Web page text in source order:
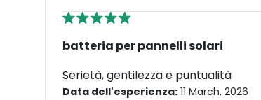
batteria per pannelli solari
Serietà, gentilezza e puntualità
Data dell'esperienza: 11 March, 2026